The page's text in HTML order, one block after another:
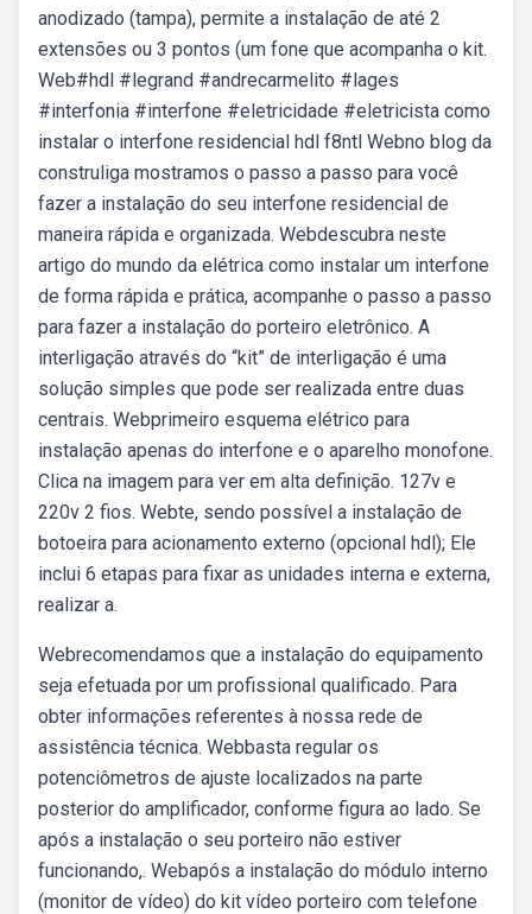
anodizado (tampa), permite a instalação de até 2
extensões ou 3 pontos (um fone que acompanha o kit.
Web#hdl #legrand #andrecarmelito #lages
#interfonia #interfone #eletricidade #eletricista como
instalar o interfone residencial hdl f8ntl Webno blog da
construliga mostramos o passo a passo para você
fazer a instalação do seu interfone residencial de
maneira rápida e organizada. Webdescubra neste
artigo do mundo da elétrica como instalar um interfone
de forma rápida e prática, acompanhe o passo a passo
para fazer a instalação do porteiro eletrônico. A
interligação através do “kit” de interligação é uma
solução simples que pode ser realizada entre duas
centrais. Webprimeiro esquema elétrico para
instalação apenas do interfone e o aparelho monofone.
Clica na imagem para ver em alta definição. 127v e
220v 2 fios. Webte, sendo possível a instalação de
botoeira para acionamento externo (opcional hdl); Ele
inclui 6 etapas para fixar as unidades interna e externa,
realizar a.
Webrecomendamos que a instalação do equipamento
seja efetuada por um profissional qualificado. Para
obter informações referentes à nossa rede de
assistência técnica. Webbasta regular os
potenciômetros de ajuste localizados na parte
posterior do amplificador, conforme figura ao lado. Se
após a instalação o seu porteiro não estiver
funcionando,. Webapós a instalação do módulo interno
(monitor de vídeo) do kit vídeo porteiro com telefone